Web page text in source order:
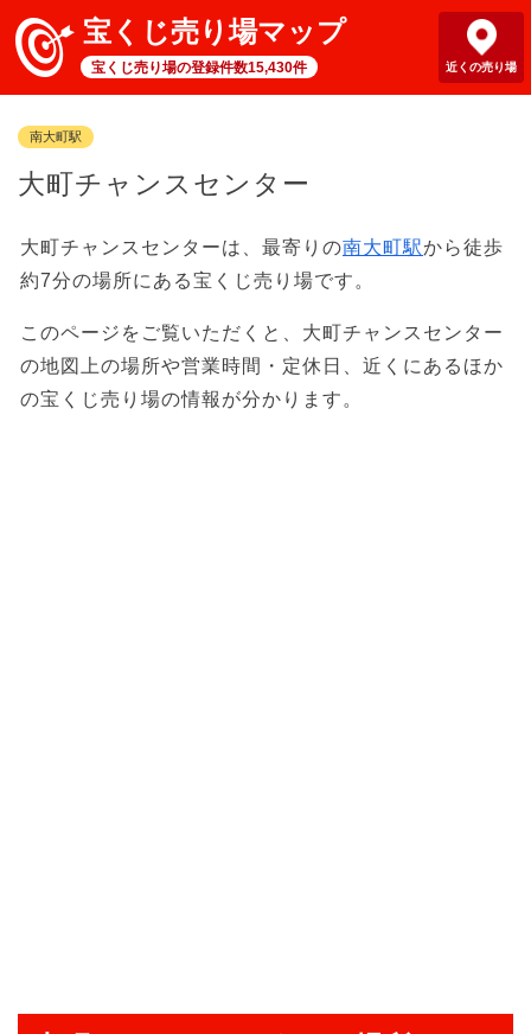
宝くじ売り場マップ
宝くじ売り場の登録件数15,430件 近くの売り場
南大町駅
大町チャンスセンター
大町チャンスセンターは、最寄りの南大町駅から徒歩
約7分の場所にある宝くじ売り場です。
このページをご覧いただくと、大町チャンスセンター
の地図上の場所や営業時間・定休日、近くにあるほか
の宝くじ売り場の情報が分かります。